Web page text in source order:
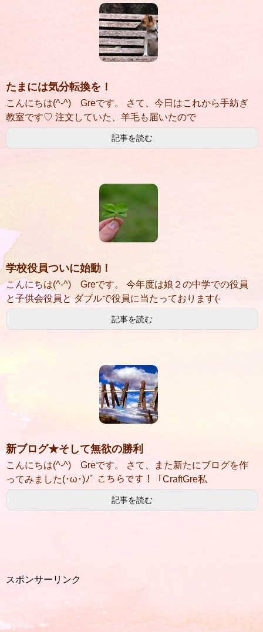
たまには気分転換を！
こんにちは(^-^) Greです。 さて、今日はこれから手紡ぎ
教室です♡ 注文していた、羊毛も届いたので
記事を読む
学校役員ついに始動！
こんにちは(^-^) Greです。 今年度は娘２の中学での役員
と子供会役員と ダブルで役員に当たっております(-
記事を読む
新ブログ★そして無欲の勝利
こんにちは(^-^) Greです。 さて、また新たにブログを作
ってみました(･ω･)ﾉﾞ こちらです！「CraftGre私
記事を読む
スポンサーリンク